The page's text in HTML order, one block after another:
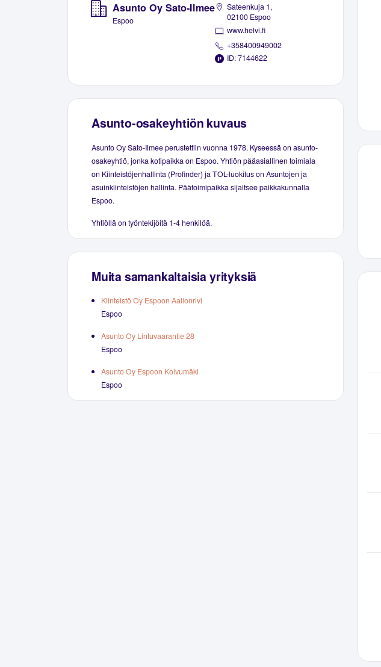
Asunto Oy Sato-Ilmee
Espoo
Sateenkuja 1,
02100 Espoo
www.helvi.fi
+358400949002
ID: 7144622
Asunto-osakeyhtiön kuvaus
Asunto Oy Sato-Ilmee perustettiin vuonna 1978. Kyseessä on asunto-
osakeyhtiö, jonka kotipaikka on Espoo. Yhtiön pääasiallinen toimiala
on Kiinteistöjenhallinta (Profinder) ja TOL-luokitus on Asuntojen ja
asuinkiinteistöjen hallinta. Päätoimipaikka sijaitsee paikkakunnalla
Espoo.
Yhtiöllä on työntekijöitä 1-4 henkilöä.
Muita samankaltaisia yrityksiä
Kiinteistö Oy Espoon Aallonrivi
Espoo
Asunto Oy Lintuvaarantie 28
Espoo
Asunto Oy Espoon Koivumäki
Espoo